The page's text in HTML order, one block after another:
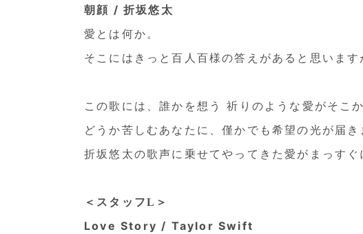
朝顔 / 折坂悠太
愛とは何か。
そこにはきっと百人百様の答えがあると思いま
この歌には、誰かを想う 祈りのような愛がそこ
どうか苦しむあなたに、僅かでも希望の光が届き
折坂悠太の歌声に乗せてやってきた愛がまっすぐ
＜スタッフL＞
Love Story / Taylor Swift